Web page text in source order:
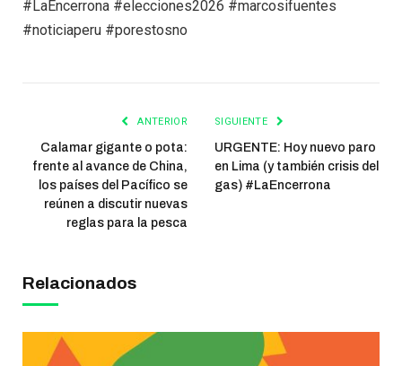
#LaEncerrona #elecciones2026 #marcosifuentes
#noticiaperu #porestosno
ANTERIOR
Calamar gigante o pota:
frente al avance de China,
los países del Pacífico se
reúnen a discutir nuevas
reglas para la pesca
SIGUIENTE
URGENTE: Hoy nuevo paro
en Lima (y también crisis del
gas) #LaEncerrona
Relacionados